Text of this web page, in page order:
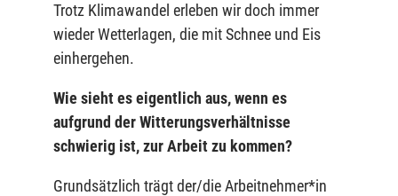
Trotz Klimawandel erleben wir doch immer
wieder Wetterlagen, die mit Schnee und Eis
einhergehen.
Wie sieht es eigentlich aus, wenn es
aufgrund der Witterungsverhältnisse
schwierig ist, zur Arbeit zu kommen?
Grundsätzlich trägt der/die Arbeitnehmer*in